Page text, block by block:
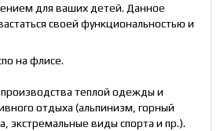
для ваших детей. Данное
своей функциональностью и
на флисе.
теплой одежды и
отдыха (альпинизм, горный
экстремальные виды спорта и пр.).